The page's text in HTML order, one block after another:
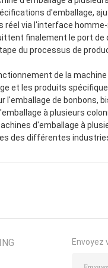
d'emballage,
réel via l'interface
finalement le port
du processus de
de la
et les produits
l'emballage de bonbons,
à plusieurs
d'emballage à
des différentes
Envoyez